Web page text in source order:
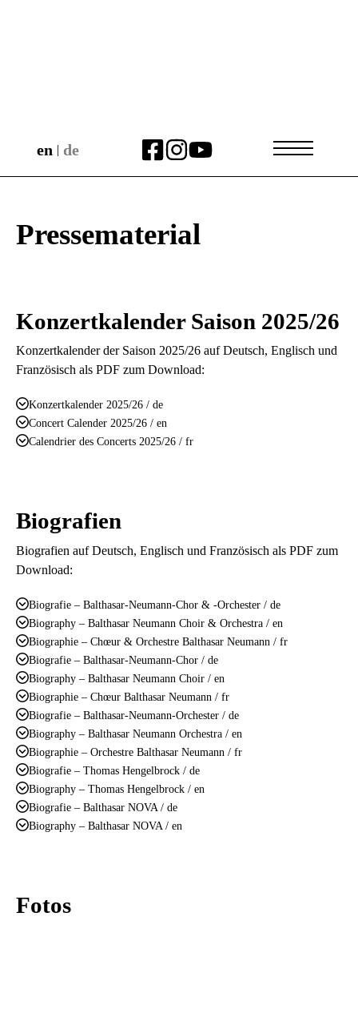
en | de
Pressematerial
Konzertkalender Saison 2025/26
Konzertkalender der Saison 2025/26 auf Deutsch, Englisch und
Französisch als PDF zum Download:
Konzertkalender 2025/26 / de
Concert Calender 2025/26 / en
Calendrier des Concerts 2025/26 / fr
Biografien
Biografien auf Deutsch, Englisch und Französisch als PDF zum
Download:
Biografie – Balthasar-Neumann-Chor & -Orchester / de
Biography – Balthasar Neumann Choir & Orchestra / en
Biographie – Chœur & Orchestre Balthasar Neumann / fr
Biografie – Balthasar-Neumann-Chor / de
Biography – Balthasar Neumann Choir / en
Biographie – Chœur Balthasar Neumann / fr
Biografie – Balthasar-Neumann-Orchester / de
Biography – Balthasar Neumann Orchestra / en
Biographie – Orchestre Balthasar Neumann / fr
Biografie – Thomas Hengelbrock / de
Biography – Thomas Hengelbrock / en
Biografie – Balthasar NOVA / de
Biography – Balthasar NOVA / en
Fotos